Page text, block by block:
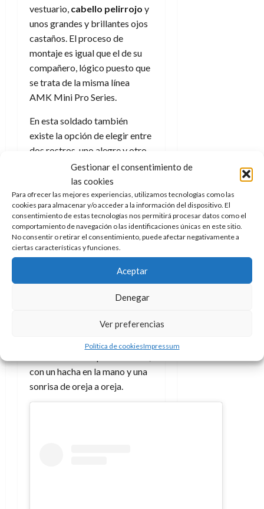
Gestionar el consentimiento de
las cookies
Para ofrecer las mejores experiencias, utilizamos tecnologías como las
cookies para almacenar y/o acceder a la información del dispositivo. El
consentimiento de estas tecnologías nos permitirá procesar datos como el
comportamiento de navegación o las identificaciones únicas en este sitio.
No consentir o retirar el consentimiento, puede afectar negativamente a
ciertas características y funciones.
Aceptar
Denegar
Ver preferencias
Política de cookiesImpressum
vestuario, cabello pelirrojo y
unos grandes y brillantes ojos
castaños. El proceso de
montaje es igual que el de su
compañero, lógico puesto que
se trata de la misma línea
AMK Mini Pro Series.
En esta soldado también
existe la opción de elegir entre
dos rostros, uno alegre y otro
más serio, y un conjunto de
manos que, por algún motivo,
en vez de tratarse de tres
parejas como con Marco
solamente son dos. En lo que
viene igual de cargada es en
armamento ya que trae una
pistola, una ametralladora,
también una granada de mano
y, lo más dantesco y peligroso
el enemigo, pocas cosas hay
más peligrosas que alguien en
con un hacha en la mano y una
sonrisa de oreja a oreja.